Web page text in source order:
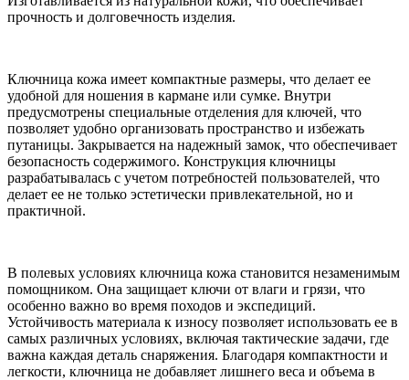
прочность и долговечность изделия.
Ключница кожа имеет компактные размеры, что делает ее
удобной для ношения в кармане или сумке. Внутри
предусмотрены специальные отделения для ключей, что
позволяет удобно организовать пространство и избежать
путаницы. Закрывается на надежный замок, что обеспечивает
безопасность содержимого. Конструкция ключницы
разрабатывалась с учетом потребностей пользователей, что
делает ее не только эстетически привлекательной, но и
практичной.
В полевых условиях ключница кожа становится незаменимым
помощником. Она защищает ключи от влаги и грязи, что
особенно важно во время походов и экспедиций.
Устойчивость материала к износу позволяет использовать ее в
самых различных условиях, включая тактические задачи, где
важна каждая деталь снаряжения. Благодаря компактности и
легкости, ключница не добавляет лишнего веса и объема в